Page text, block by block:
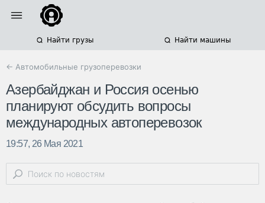
Найти грузы Найти машины
← Автомобильные грузоперевозки
Азербайджан и Россия осенью
планируют обсудить вопросы
международных автоперевозок
19:57, 26 Мая 2021